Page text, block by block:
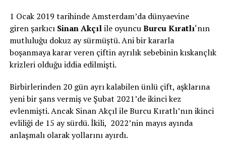
1 Ocak 2019 tarihinde Amsterdam’da dünyaevine
giren şarkıcı Sinan Akçılile oyuncuBurcu Kıratlı‘nın
mutluluğu dokuz ay sürmüştü. Ani bir kararla
boşanmaya karar veren çiftin ayrılık sebebinin kıskançlık
krizleri olduğu iddia edilmişti.
Birbirlerinden 20 gün ayrı kalabilen ünlü çift, aşklarına
yeni bir şans vermiş ve Şubat 2021’de ikinci kez
evlenmişti. Ancak Sinan Akçıl ile Burcu Kıratlı’nın ikinci
evliliği de 15 ay sürdü. İkili, 2022’nin mayıs ayında
anlaşmalı olarak yollarını ayırdı.